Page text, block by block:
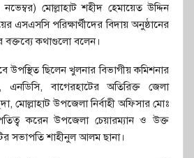
মোল্লাহাট শহীদ হেমায়েত উদ্দিন
এসএসসি পরিক্ষার্থীদের বিদায় অনুষ্ঠানের
বক্তব্যে কথাগুলো বলেন।
উপস্থিত ছিলেন খুলনার বিভাগীয় কমিশনার
বাগেরহাটের অতিরিক্ত জেলা
মোল্লাহাট উপজেলা নির্বাহী অফিসার মোঃ
করেন উপজেলা চেয়ারম্যান ও উক্ত
সভাপতি শাহীনুল আলম ছানা।